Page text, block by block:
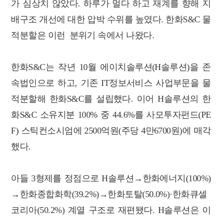
가 심상치 않았다. 하루가 멀다 하고 재계를 향해 지
배구조 개선에 대한 압박 수위를 높였다. 한화S&C 물
적분할은 이런 분위기 속에서 나왔다.
한화S&C는 작년 10월 에이치솔루션(H솔루션)을 존
속법인으로 하고, 기존 IT정보서비스 사업부문을 물
적분할해 한화S&C를 설립했다. 이어 H솔루션의 한
화S&C 소유지분 100% 중 44.6%를 사모투자펀드(PE
F) 스틱컨소시엄에 2500억원(주당 4만6700원)에 매각
했다.
아들 3형제를 정점으로 H솔루션→한화에너지(100%)
→한화종합화학(39.2%)→한화토탈(50.0%)·한화큐셀
코리아(50.2%) 계열 구조로 재편됐다. H솔루션은 이